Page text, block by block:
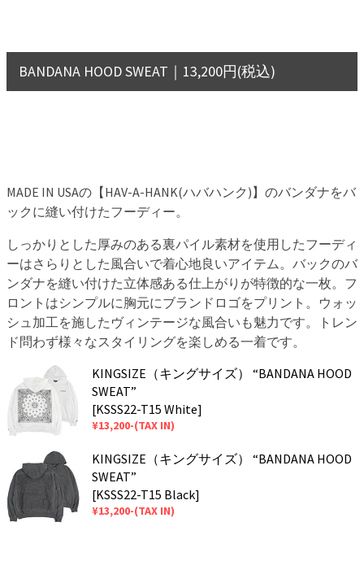
BANDANA HOOD SWEAT｜13,200円(税込)
MADE IN USAの【HAV-A-HANK(ハバハンク)】のバンダナをバ
ックに縫い付けたフーディー。
しっかりとした厚みのある裏パイル素材を使用したフーディ
ーはさらりとした風合いで着心地良いアイテム。バックのバ
ンダナを縫い付けた立体感ある仕上がりが特徴的な一枚。フ
ロントはシンプルに胸元にブランドロゴをプリント。ウォッ
シュ加工を施したヴィンテージな風合いも魅力です。トレン
ド問わず様々なスタイリングを楽しめる一着です。
KINGSIZE（キングサイズ） “BANDANA HOOD
SWEAT”
[KSSS22-T15 White]
¥13,200-(TAX IN)
KINGSIZE（キングサイズ） “BANDANA HOOD
SWEAT”
[KSSS22-T15 Black]
¥13,200-(TAX IN)